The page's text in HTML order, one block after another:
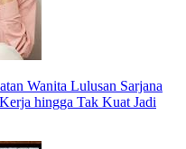
Wanita Lulusan Sarjana
hingga Tak Kuat Jadi